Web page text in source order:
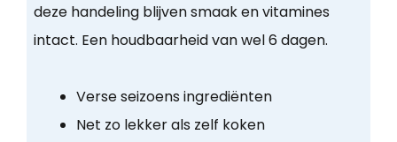
deze handeling blijven smaak en vitamines
intact. Een houdbaarheid van wel 6 dagen.
Verse seizoens ingrediënten
Net zo lekker als zelf koken